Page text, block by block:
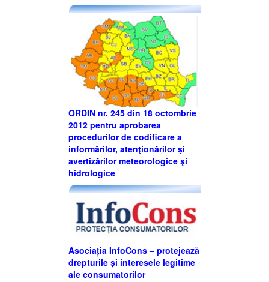
ORDIN nr. 245 din 18 octombrie
2012 pentru aprobarea
procedurilor de codificare a
informărilor, atenţionărilor şi
avertizărilor meteorologice şi
hidrologice
Asociația InfoCons – protejează
drepturile și interesele legitime
ale consumatorilor